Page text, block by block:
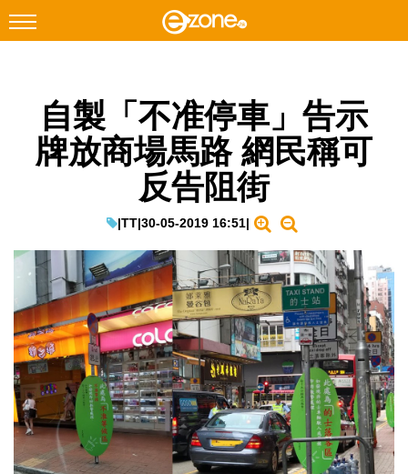
Facebook Instagram
科技焦點
教學評測
EduTech
IT Times
生成式AI與雲端應用
Enterprise Digital Transformation
特集
自製「不准停車」告示
牌放商場馬路 網民稱可
反告阻街
|TT|30-05-2019 16:51|